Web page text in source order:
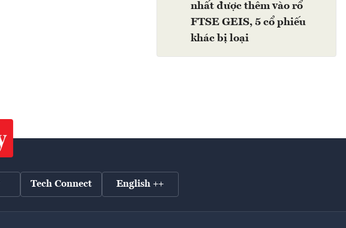
nhất được thêm vào rổ
FTSE GEIS, 5 cổ phiếu
khác bị loại
Tech Connect English ++